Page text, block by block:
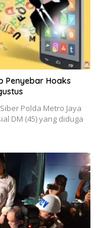
Penyebar Hoaks
Polda Metro Jaya
DM (45) yang diduga